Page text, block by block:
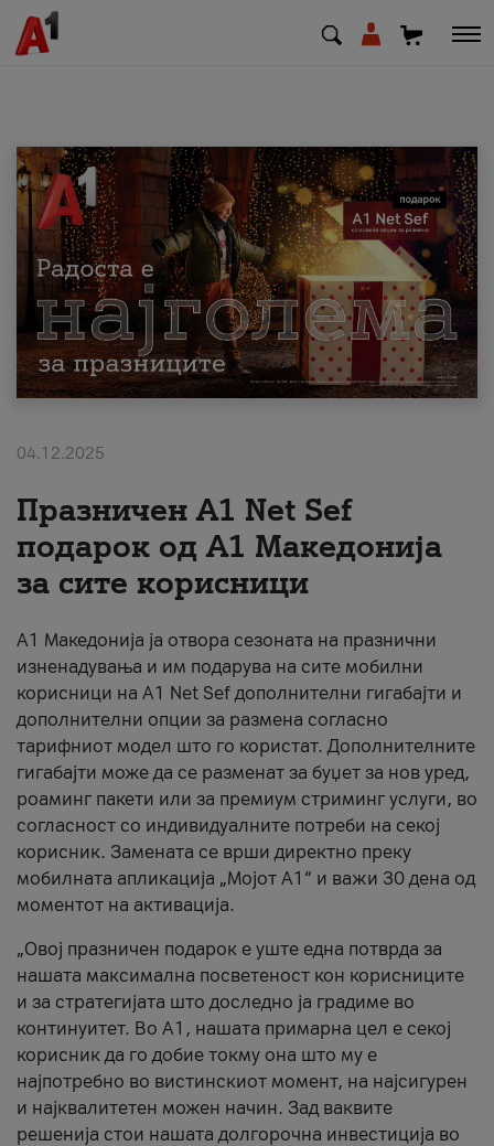
МК EN SQ
Приватни Деловни
Поддршка
Надополни кредит
За нас
#ПодобарОнлајн
04.12.2025
Празничен A1 Net Sеf
подарок од А1 Македонија
за сите корисници
А1 Македонија ја отвора сезоната на празнични
изненадувања и им подарува на сите мобилни
корисници на A1 Net Sef дополнителни гигабајти и
дополнителни опции за размена согласно
тарифниот модел што го користат. Дополнителните
гигабајти може да се разменат за буџет за нов уред,
роаминг пакети или за премиум стриминг услуги, во
согласност со индивидуалните потреби на секој
корисник. Замената се врши директно преку
мобилната апликација „Мојот А1“ и важи 30 дена од
моментот на активација.
„Овој празничен подарок е уште една потврда за
нашата максимална посветеност кон корисниците
и за стратегијата што доследно ја градиме во
континуитет. Во А1, нашата примарна цел е секој
корисник да го добие токму она што му е
најпотребно во вистинскиот момент, на најсигурен
и најквалитетен можен начин. Зад ваквите
решенија стои нашата долгорочна инвестиција во